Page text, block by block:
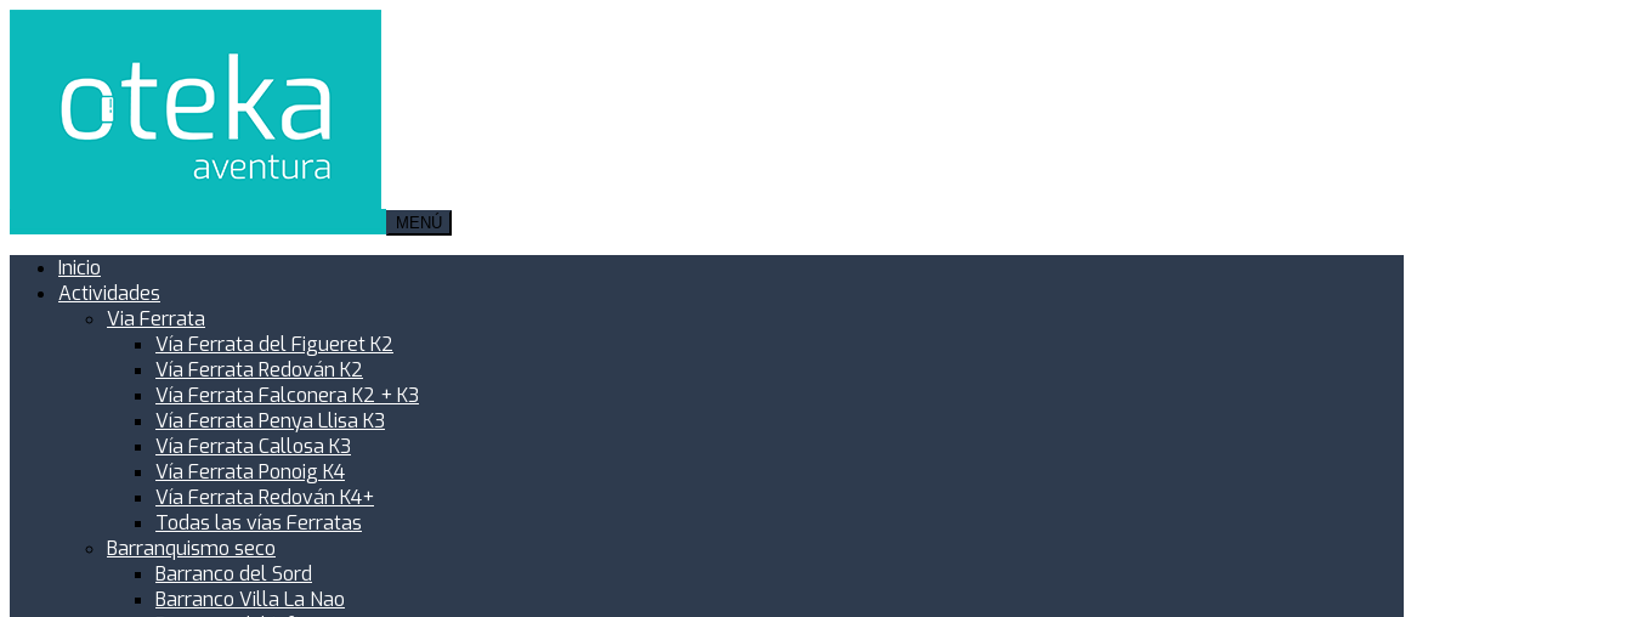
MENÚ
Inicio
Actividades
Via Ferrata
Vía Ferrata del Figueret K2
Vía Ferrata Redován K2
Vía Ferrata Falconera K2 + K3
Vía Ferrata Penya Llisa K3
Vía Ferrata Callosa K3
Vía Ferrata Ponoig K4
Vía Ferrata Redován K4+
Todas las vías Ferratas
Barranquismo seco
Barranco del Sord
Barranco Villa La Nao